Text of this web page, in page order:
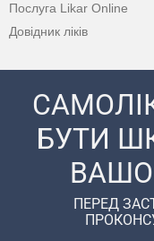
Послуга Likar Online
Довідник ліків
БУТИ
ПЕРЕД